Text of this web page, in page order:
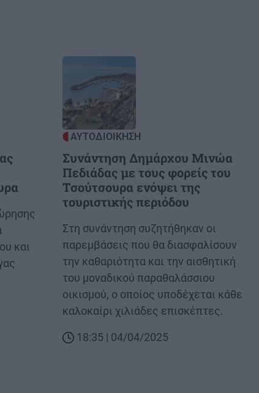
και
ΑΥΤΟΔΙΟΙΚΗΣΗ
Συνάντηση Δημάρχου Μινώα
Πεδιάδας με τους φορείς του
Τσούτσουρα ενόψει της
τουριστικής περιόδου
Body
Στη συνάντηση συζητήθηκαν οι
παρεμβάσεις που θα διασφαλίσουν
την καθαριότητα και την αισθητική
του μοναδικού παραθαλάσσιου
οικισμού, ο οποίος υποδέχεται κάθε
καλοκαίρι χιλιάδες επισκέπτες.
18:35 | 04/04/2025